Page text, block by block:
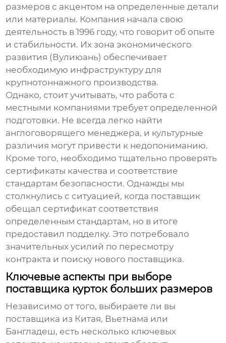
размеров с акцентом на определенные детали
или материалы. Компания начала свою
деятельность в 1996 году, что говорит об опыте
и стабильности. Их зона экономического
развития (Вулиюань) обеспечивает
необходимую инфраструктуру для
крупнотоннажного производства.
Однако, стоит учитывать, что работа с
местными компаниями требует определенной
подготовки. Не всегда легко найти
англоговорящего менеджера, и культурные
различия могут привести к недопониманию.
Кроме того, необходимо тщательно проверять
сертификаты качества и соответствие
стандартам безопасности. Однажды мы
столкнулись с ситуацией, когда поставщик
обещал сертификат соответствия
определенным стандартам, но в итоге
предоставил подделку. Это потребовало
значительных усилий по пересмотру
контракта и поиску нового поставщика.
Ключевые аспекты при выборе
поставщика курток больших размеров
Независимо от того, выбираете ли вы
поставщика из Китая, Вьетнама или
Бангладеш, есть несколько ключевых